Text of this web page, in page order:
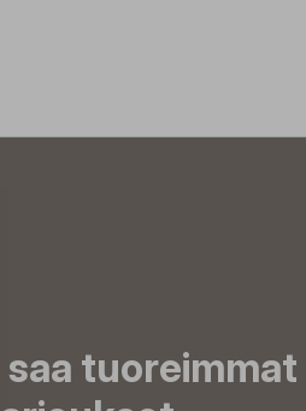
tuoreimmat